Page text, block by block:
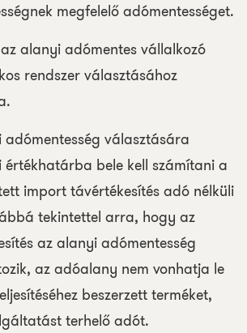
megfelelő adómentességet.
alanyi adómentes vállalkozó
rendszer választásához
választására
értékhatárba bele kell számítani a
import távértékesítés adó nélküli
tekintettel arra, hogy az
az alanyi adómentesség
az adóalany nem vonhatja le
beszerzett terméket,
terhelő adót.